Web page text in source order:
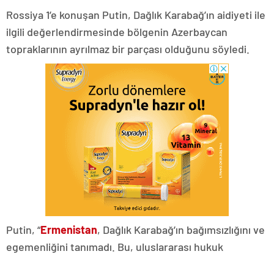
Rossiya 1’e konuşan Putin, Dağlık Karabağ’ın aidiyeti ile
ilgili değerlendirmesinde bölgenin Azerbaycan
topraklarının ayrılmaz bir parçası olduğunu söyledi.
Putin, “Ermenistan, Dağlık Karabağ’ın bağımsızlığını ve
egemenliğini tanımadı. Bu, uluslararası hukuk